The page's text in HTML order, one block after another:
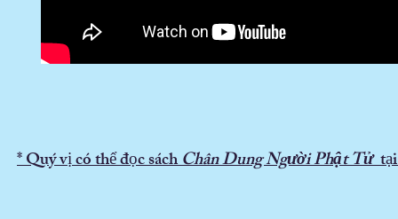
* Quý vị có thể đọc sáchChân Dung Người Phật Tửtại